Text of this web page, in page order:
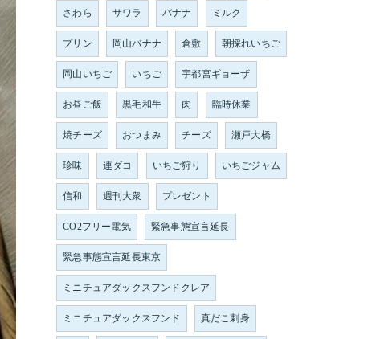
さわら サワラ バナナ ミルク
プリン 岡山バナナ 倉敷 朝採れいちご
岡山いちご いちご 宇都宮ギョーザ
お昼ご飯 黒毛和牛 肉 臨時休業
焼チーズ おつまみ チーズ 瀬戸大橋
珍味 連ダコ いちご狩り いちごジャム
信和 週刊大衆 プレゼント
CO2フリー電気 緊急事態宣言延長
緊急事態宣言延長東京
ミニチュアダックスフンドクレア
ミニチュアダックスフンド 真だこ刺身